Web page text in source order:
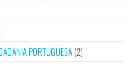
PORTUGUESA(2)